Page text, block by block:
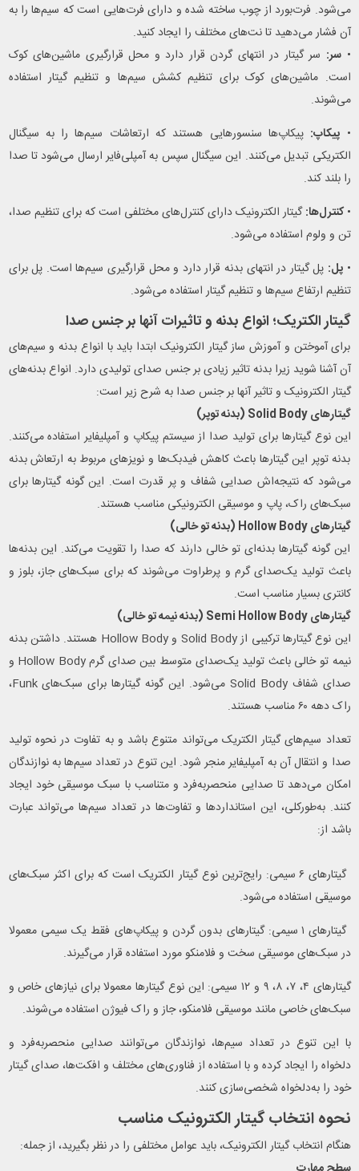
می‌شود. فرت‌بورد از چوب ساخته شده و دارای فرت‌هایی است که سیم‌ها را به
آن فشار می‌دهید تا نت‌های مختلف را ایجاد کنید.
•سر: سر گیتار در انتهای گردن قرار دارد و محل قرارگیری ماشین‌های کوک
است. ماشین‌های کوک برای تنظیم کشش سیم‌ها و تنظیم گیتار استفاده
می‌شوند.
• پیکاپ: پیکاپ‌ها سنسورهایی هستند که ارتعاشات سیم‌ها را به سیگنال
الکتریکی تبدیل می‌کنند. این سیگنال سپس به آمپلی‌فایر ارسال می‌شود تا صدا
را بلند کند.
•کنترل‌ها:گیتار الکترونیک دارای کنترل‌های مختلفی است که برای تنظیم صدا،
تن و ولوم استفاده می‌شود.
•پل: پل گیتار در انتهای بدنه قرار دارد و محل قرارگیری سیم‌ها است. پل برای
تنظیم ارتفاع سیم‌ها و تنظیم گیتار استفاده می‌شود.
گیتار الکتریک؛ انواع بدنه و تاثیرات آنها بر جنس صدا
برای آموختن و آموزش ساز گیتار الکترونیک ابتدا باید با انواع بدنه و سیم‌های
آن آشنا شوید زیرا بدنه تاثیر زیادی بر جنس صدای تولیدی دارد. انواع بدنه‌های
گیتار الکترونیک و تاثیر آنها بر جنس صدا به شرح زیر است:
گیتارهای Solid Body (بدنه توپر)
این نوع گیتارها برای تولید صدا از سیستم پیکاپ و آمپلیفایر استفاده می‌کنند.
بدنه توپر این گیتارها باعث کاهش فیدبک‌ها و نویزهای مربوط به ارتعاش بدنه
می‌شود که نتیجه‌اش صدایی شفاف و پر قدرت است. این گونه گیتارها برای
سبک‌های راک، پاپ و موسیقی الکترونیکی مناسب هستند.
گیتارهای Hollow Body (بدنه تو خالی)
این گونه گیتارها بدنه‌ای تو خالی دارند که صدا را تقویت می‌کند. این بدنه‌ها
باعث تولید یک‌صدای گرم و پرطراوت می‌شوند که برای سبک‌های جاز، بلوز و
کانتری بسیار مناسب است.
گیتارهای Semi Hollow Body (بدنه نیمه تو خالی)
این نوع گیتارها ترکیبی از Solid Body و Hollow Body هستند. داشتن بدنه
نیمه تو خالی باعث تولید یک‌صدای متوسط بین صدای گرم Hollow Body و
صدای شفاف Solid Body می‌شود. این گونه گیتارها برای سبک‌های Funk،
راک دهه ۶۰ مناسب هستند.
تعداد سیم‌های گیتار الکتریک می‌تواند متنوع باشد و به تفاوت در نحوه تولید
صدا و انتقال آن به آمپلیفایر منجر شود. این تنوع در تعداد سیم‌ها به نوازندگان
امکان می‌دهد تا صدایی منحصربه‌فرد و متناسب با سبک موسیقی خود ایجاد
کنند. به‌طورکلی، این استانداردها و تفاوت‌ها در تعداد سیم‌ها می‌تواند عبارت
باشد از:
گیتارهای ۶ سیمی: رایج‌ترین نوع گیتار الکتریک است که برای اکثر سبک‌های
موسیقی استفاده می‌شود.
گیتارهای ۱ سیمی: گیتارهای بدون گردن و پیکاپ‌های فقط یک سیمی معمولا
در سبک‌های موسیقی سخت و فلامنکو مورد استفاده قرار می‌گیرند.
گیتارهای ۴، ۷، ۸، ۹ و ۱۲ سیمی: این نوع گیتارها معمولا برای نیازهای خاص و
سبک‌های خاصی مانند موسیقی فلامنکو، جاز و راک فیوژن استفاده می‌شوند.
با این تنوع در تعداد سیم‌ها، نوازندگان می‌توانند صدایی منحصربه‌فرد و
دلخواه را ایجاد کرده و با استفاده از فناوری‌های مختلف و افکت‌ها، صدای گیتار
خود را به‌دلخواه شخصی‌سازی کنند.
نحوه انتخاب گیتار الکترونیک مناسب
هنگام انتخاب گیتار الکترونیک، باید عوامل مختلفی را در نظر بگیرید، از جمله: